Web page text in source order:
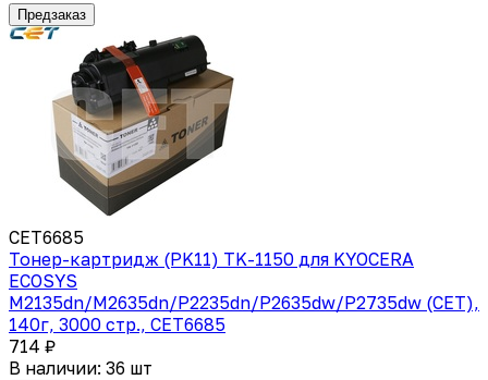
Предзаказ
CET6685
Тонер-картридж (PK11) TK-1150 для KYOCERA
ECOSYS
M2135dn/M2635dn/P2235dn/P2635dw/P2735dw (CET),
140г, 3000 стр., CET6685
714 ₽
В наличии: 36 шт